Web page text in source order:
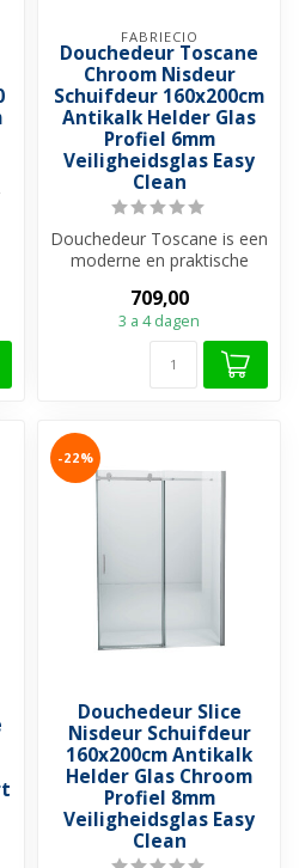
FABRIECIO
Douchedeur Toscane
Chroom Nisdeur
Schuifdeur 160x200cm
Antikalk Helder Glas
Profiel 6mm
Veiligheidsglas Easy
Clean
Douchedeur Toscane is een
moderne en praktische
verchroomd alumi...
709,00
3 a 4 dagen
-22%
Douchedeur Slice
Nisdeur Schuifdeur
160x200cm Antikalk
Helder Glas Chroom
Profiel 8mm
Veiligheidsglas Easy
Clean